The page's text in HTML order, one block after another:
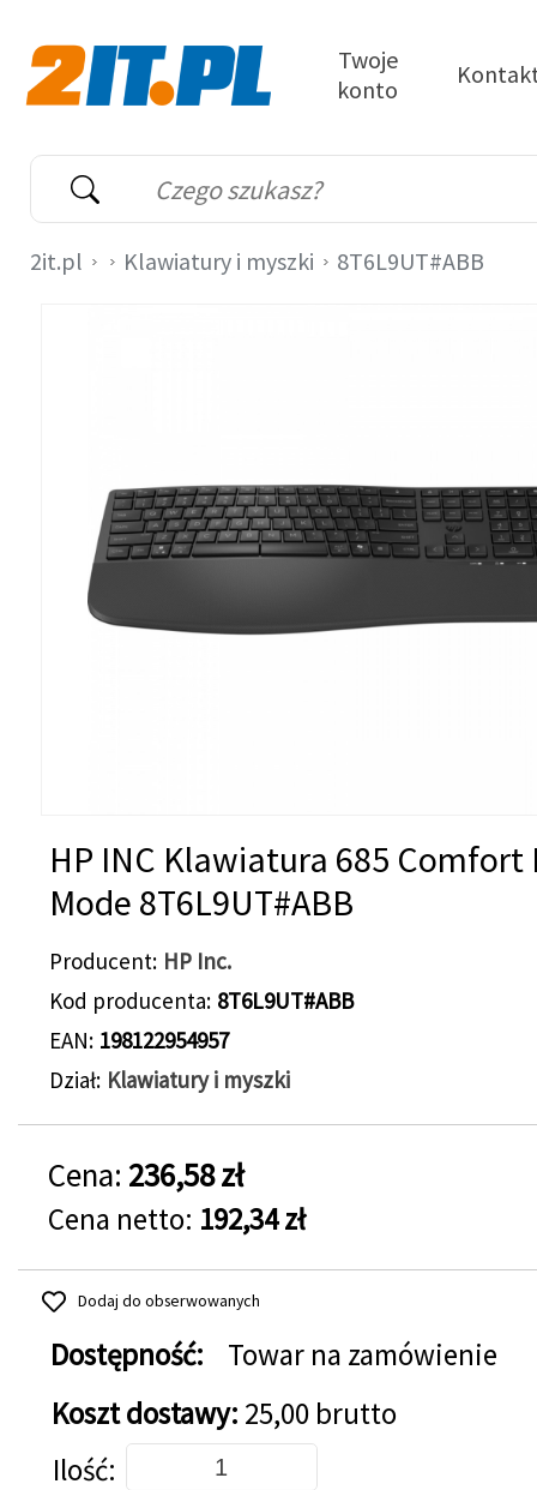
Wyszukiwarka
Słowo kluczowe
Twoje
konto
2it.pl Klawiatury i myszki 8T6L9UT#ABB
HP INC Klawiatura 685 Comfort
Mode 8T6L9UT#ABB
Producent HP Inc.
Kod producenta 8T6L9UT#ABB
EAN 198122954957
Dział Klawiatury i myszki
Cena: 236,58 zł
Cena netto: 192,34 zł
Dodaj do obserwowanych
Dostępność:
Towar na zamówienie
Koszt dostawy: 25,00 brutto
Dodaj do koszyka
Ilość